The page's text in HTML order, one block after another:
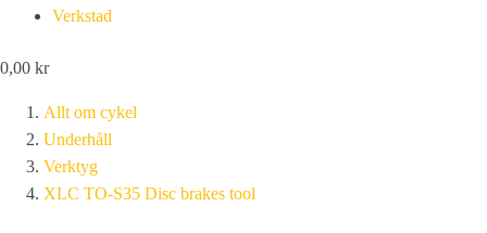
Verkstad
0,00 kr
Allt om cykel
Underhåll
Verktyg
XLC TO-S35 Disc brakes tool